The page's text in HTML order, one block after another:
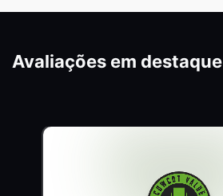
Avaliações em destaque